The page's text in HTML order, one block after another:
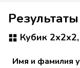
Кубик
Имя и фамилия